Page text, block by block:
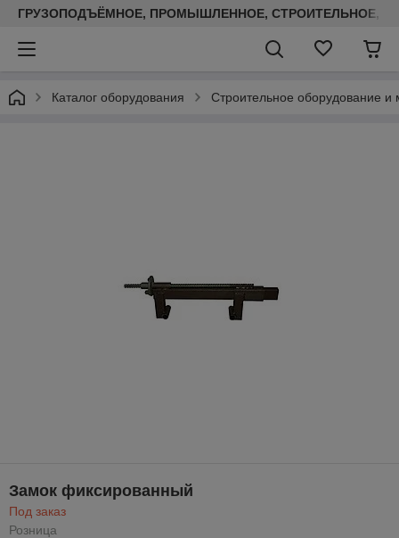
ГРУЗОПОДЪЁМНОЕ, ПРОМЫШЛЕННОЕ, СТРОИТЕЛЬНОЕ,
Каталог оборудования Строительное оборудование и
Замок фиксированный
Под заказ
Розница